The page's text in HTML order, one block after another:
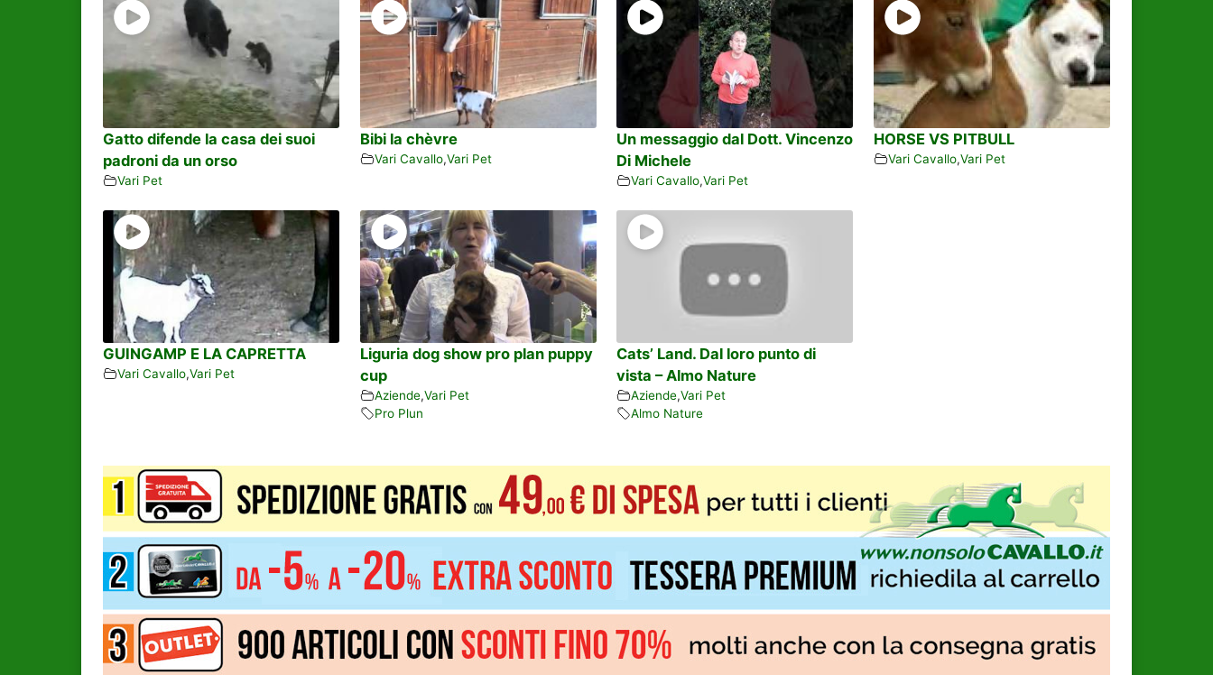
Gatto difende la casa dei suoi
padroni da un orso
Vari Pet
Bibi la chèvre
Vari Cavallo,Vari Pet
Un messaggio dal Dott. Vincenzo
Di Michele
Vari Cavallo,Vari Pet
HORSE VS PITBULL
Vari Cavallo,Vari Pet
GUINGAMP E LA CAPRETTA
Vari Cavallo,Vari Pet
Liguria dog show pro plan puppy
cup
Aziende,Vari Pet
Pro Plun
Cats’ Land. Dal loro punto di
vista – Almo Nature
Aziende,Vari Pet
Almo Nature